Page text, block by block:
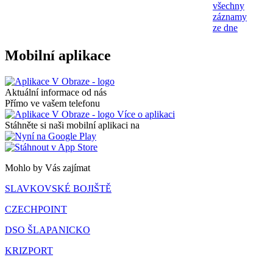
všechny
záznamy
ze dne
Mobilní aplikace
Aktuální informace od nás
Přímo ve vašem telefonu
Více o aplikaci
Stáhněte si naši mobilní aplikaci na
Mohlo by Vás zajímat
SLAVKOVSKÉ BOJIŠTĚ
CZECHPOINT
DSO ŠLAPANICKO
KRIZPORT